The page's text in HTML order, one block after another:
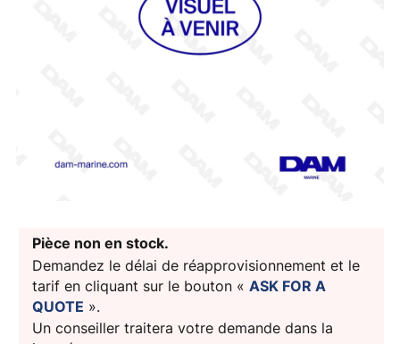
Pièce non en stock.
Demandez le délai de réapprovisionnement et le
tarif en cliquant sur le bouton « ASK FOR A
QUOTE ».
Un conseiller traitera votre demande dans la